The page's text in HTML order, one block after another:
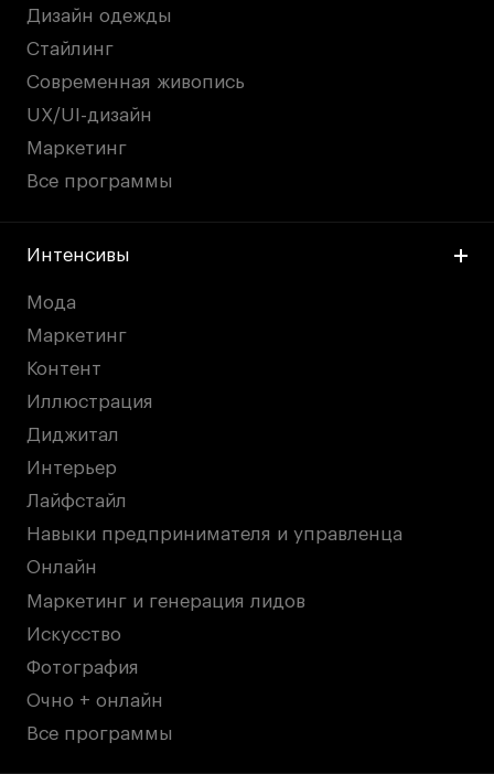
© 2026 БВШД
Политика конфиденциальности
Публичная оферта
Условия возврата
Кредит на образование с господдержкой
Лицензия на осуществление образовательной
деятельности АНО ВО «Универсальный
Дизайн одежды
Стайлинг
Современная живопись
UX/UI-дизайн
Маркетинг
Все программы
Интенсивы
Мода
Маркетинг
Контент
Иллюстрация
Диджитал
Интерьер
Лайфстайл
Навыки предпринимателя и управленца
Онлайн
Маркетинг и генерация лидов
Искусство
Фотография
Очно + онлайн
Все программы